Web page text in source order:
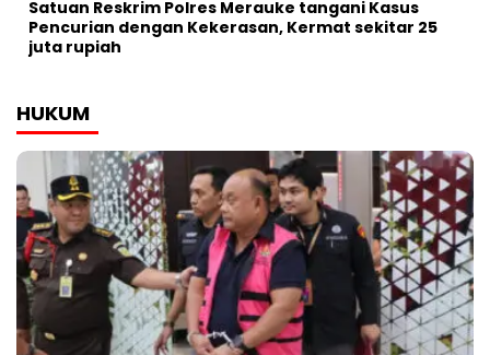
Satuan Reskrim Polres Merauke tangani Kasus
Pencurian dengan Kekerasan, Kermat sekitar 25
juta rupiah
HUKUM